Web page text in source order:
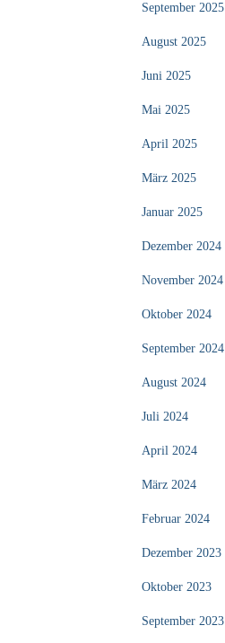
September 2025
August 2025
Juni 2025
Mai 2025
April 2025
März 2025
Januar 2025
Dezember 2024
November 2024
Oktober 2024
September 2024
August 2024
Juli 2024
April 2024
März 2024
Februar 2024
Dezember 2023
Oktober 2023
September 2023